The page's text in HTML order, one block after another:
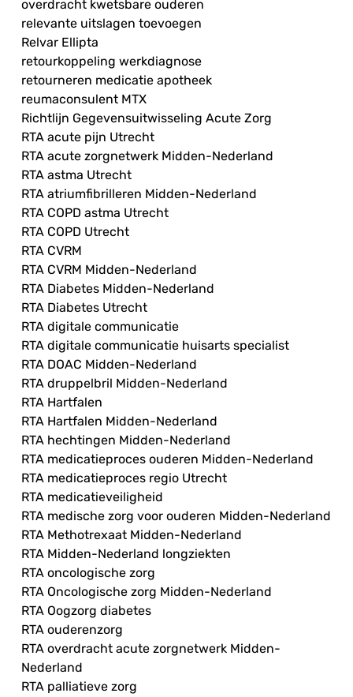
overdracht kwetsbare ouderen
relevante uitslagen toevoegen
Relvar Ellipta
retourkoppeling werkdiagnose
retourneren medicatie apotheek
reumaconsulent MTX
Richtlijn Gegevensuitwisseling Acute Zorg
RTA acute pijn Utrecht
RTA acute zorgnetwerk Midden-Nederland
RTA astma Utrecht
RTA atriumfibrilleren Midden-Nederland
RTA COPD astma Utrecht
RTA COPD Utrecht
RTA CVRM
RTA CVRM Midden-Nederland
RTA Diabetes Midden-Nederland
RTA Diabetes Utrecht
RTA digitale communicatie
RTA digitale communicatie huisarts specialist
RTA DOAC Midden-Nederland
RTA druppelbril Midden-Nederland
RTA Hartfalen
RTA Hartfalen Midden-Nederland
RTA hechtingen Midden-Nederland
RTA medicatieproces ouderen Midden-Nederland
RTA medicatieproces regio Utrecht
RTA medicatieveiligheid
RTA medische zorg voor ouderen Midden-Nederland
RTA Methotrexaat Midden-Nederland
RTA Midden-Nederland longziekten
RTA oncologische zorg
RTA Oncologische zorg Midden-Nederland
RTA Oogzorg diabetes
RTA ouderenzorg
RTA overdracht acute zorgnetwerk Midden-
Nederland
RTA palliatieve zorg